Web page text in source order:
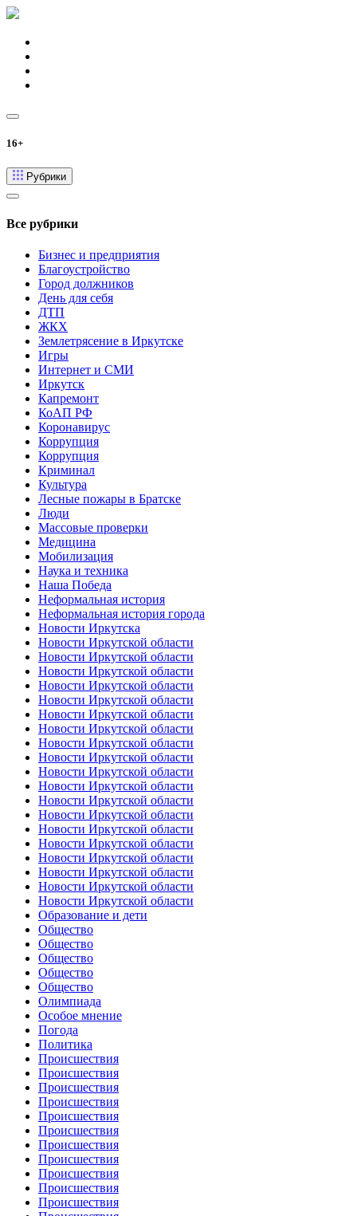
16+
Рубрики
Все рубрики
Бизнес и предприятия
Благоустройство
Город должников
День для себя
ДТП
ЖКХ
Землетрясение в Иркутске
Игры
Интернет и СМИ
Иркутск
Капремонт
КоАП РФ
Коронавирус
Коррупция
Коррупция
Криминал
Культура
Лесные пожары в Братске
Люди
Массовые проверки
Медицина
Мобилизация
Наука и техника
Наша Победа
Неформальная история
Неформальная история города
Новости Иркутска
Новости Иркутской области
Новости Иркутской области
Новости Иркутской области
Новости Иркутской области
Новости Иркутской области
Новости Иркутской области
Новости Иркутской области
Новости Иркутской области
Новости Иркутской области
Новости Иркутской области
Новости Иркутской области
Новости Иркутской области
Новости Иркутской области
Новости Иркутской области
Новости Иркутской области
Новости Иркутской области
Новости Иркутской области
Новости Иркутской области
Новости Иркутской области
Образование и дети
Общество
Общество
Общество
Общество
Общество
Олимпиада
Особое мнение
Погода
Политика
Происшествия
Происшествия
Происшествия
Происшествия
Происшествия
Происшествия
Происшествия
Происшествия
Происшествия
Происшествия
Происшествия